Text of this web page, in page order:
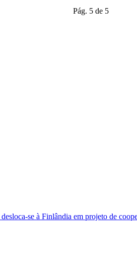
Pág. 5 de 5
se à Finlândia em projeto de